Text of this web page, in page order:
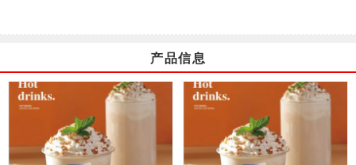
产品信息